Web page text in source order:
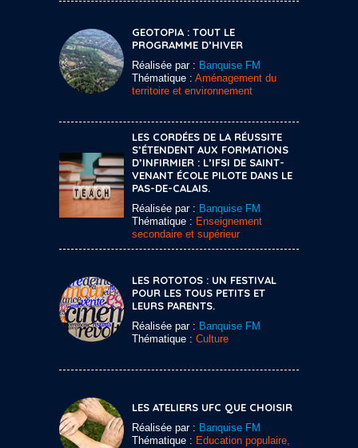
GEOTOPIA : TOUT LE
PROGRAMME D’HIVER
Réalisée par : Banquise FM
Thématique : Aménagement du
territoire et environnement
LES CORDÉES DE LA RÉUSSITE
S’ÉTENDENT AUX FORMATIONS
D’INFIRMIER : L’IFSI DE SAINT-
VENANT ÉCOLE PILOTE DANS LE
PAS-DE-CALAIS.
Réalisée par : Banquise FM
Thématique : Enseignement
secondaire et supérieur
LES ROTOTOS : UN FESTIVAL
POUR LES TOUS PETITS ET
LEURS PARENTS.
Réalisée par : Banquise FM
Thématique : Culture
LES ATELIERS UFC QUE CHOISIR
Réalisée par : Banquise FM
Thématique : Education populaire,